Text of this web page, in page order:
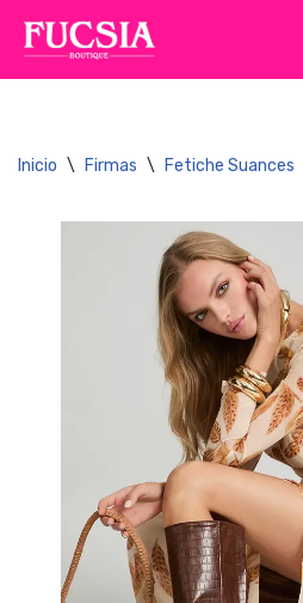
Saltar
Inicio \ Firmas \ Fetiche Suances